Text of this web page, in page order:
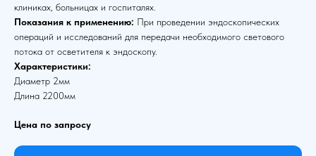
клиниках, больницах и госпиталях.
Показания к применению: При проведении эндоскопических
операций и исследований для передачи необходимого светового
потока от осветителя к эндоскопу.
Характеристики:
Диаметр 2мм
Длина 2200мм
Цена по запросу